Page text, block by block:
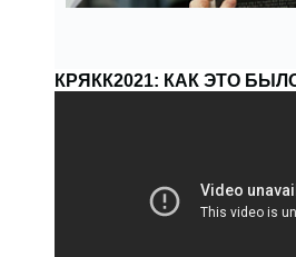
КРЯКК2021: КАК ЭТО